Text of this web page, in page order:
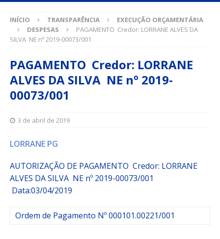
INÍCIO TRANSPARÊNCIA
EXECUÇÃO ORÇAMENTÁRIA
DESPESAS
PAGAMENTO Credor: LORRANE ALVES DA
SILVA NE nº 2019-00073/001
PAGAMENTO Credor: LORRANE
ALVES DA SILVA NE nº 2019-
00073/001
3 de abril de 2019
LORRANE PG
AUTORIZAÇÃO DE PAGAMENTO Credor: LORRANE
ALVES DA SILVA NE nº 2019-00073/001
Data:03/04/2019
Ordem de Pagamento Nº 000101.00221/001